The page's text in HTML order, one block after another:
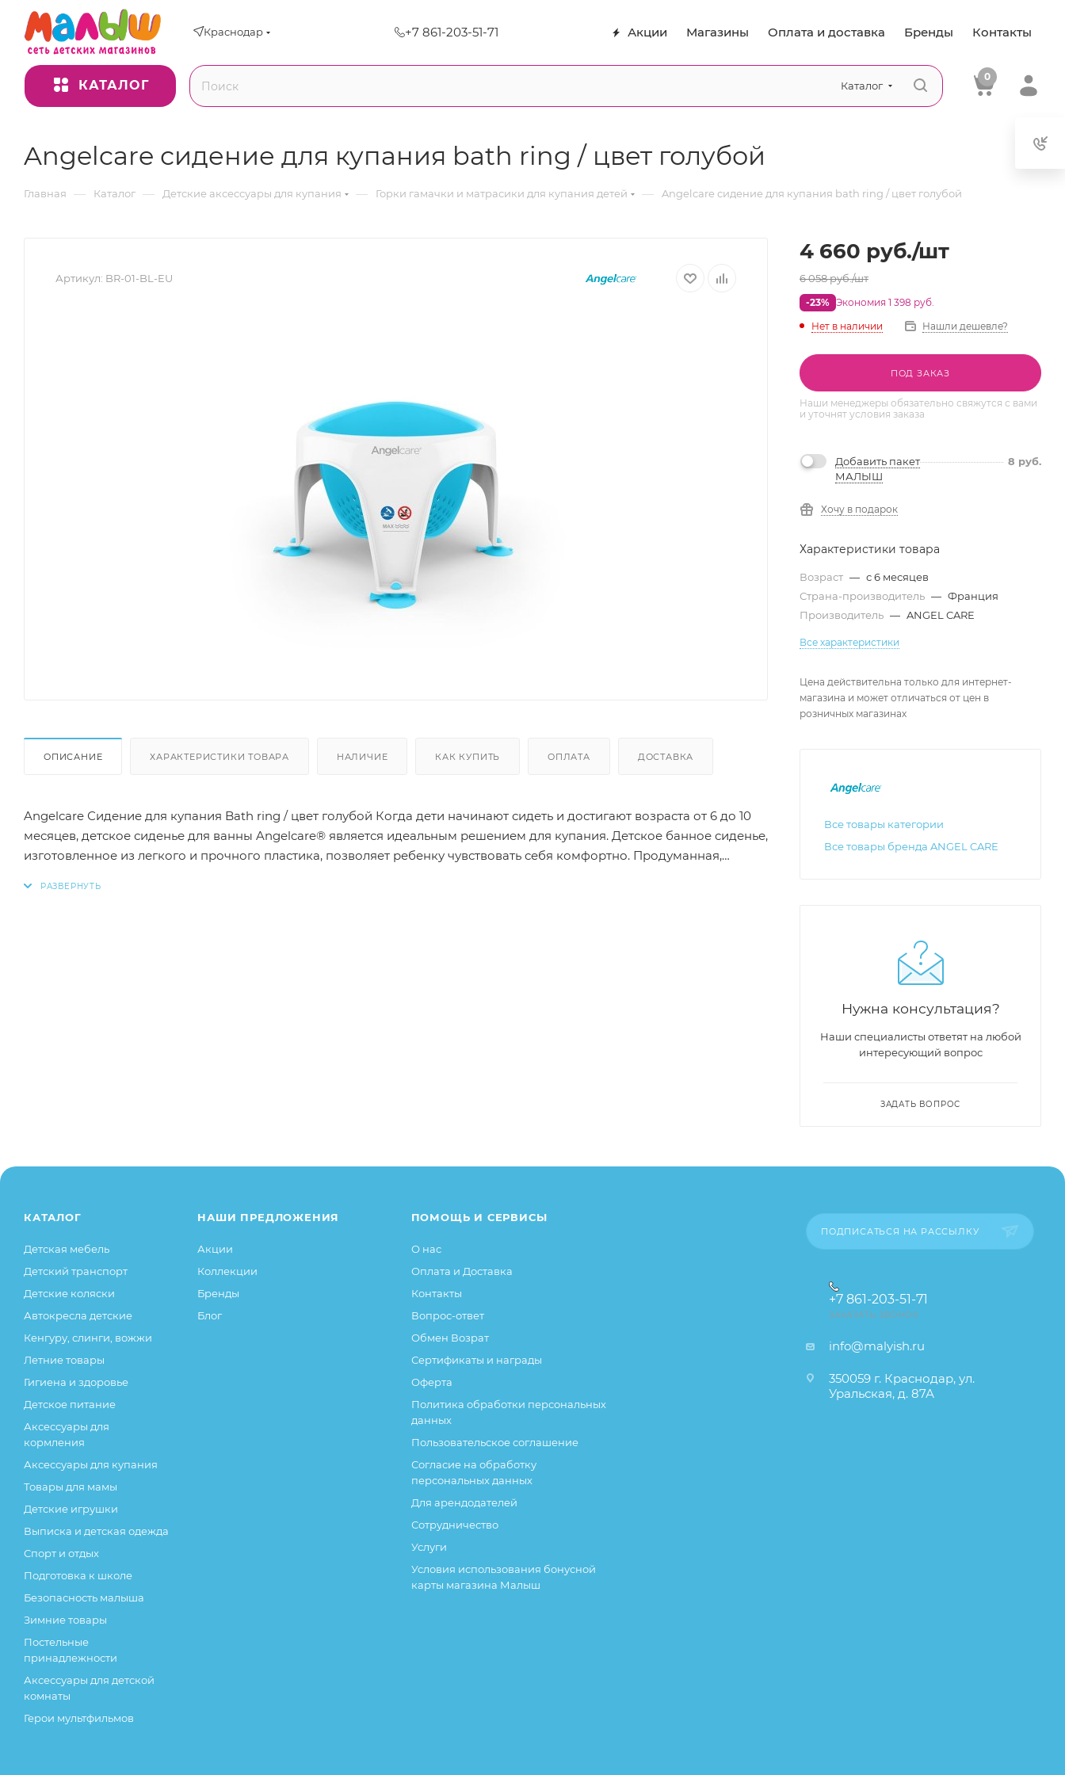
Краснодар +7 861-203-51-71 Акции Магазины Оплата и доставка Бренды Контакты
КАТАЛОГ Каталог
0
Angelcare сидение для купания bath ring / цвет голубой
Главная — Каталог — Детские аксессуары для купания — Горки гамачки и матрасики для купания детей — Angelcare сидение для купания bath ring / цвет голубой
Артикул: BR-01-BL-EU
ОПИСАНИЕ ХАРАКТЕРИСТИКИ ТОВАРА НАЛИЧИЕ КАК КУПИТЬ ОПЛАТА ДОСТАВКА
Angelcare Сидение для купания Bath ring / цвет голубой Когда дети начинают сидеть и достигают возраста от 6 до 10
месяцев, детское сиденье для ванны Angelcare® является идеальным решением для купания. Детское банное сиденье,
изготовленное из легкого и прочного пластика, позволяет ребенку чувствовать себя комфортно. Продуманная,
4 660 руб./шт
6 058руб./шт
-23% Экономия 1 398 руб.
Нет в наличии
Нашли дешевле?
ПОД ЗАКАЗ
Наши менеджеры обязательно свяжутся с вами
и уточнят условия заказа
Добавить пакет
МАЛЫШ
8 руб.
Хочу в подарок
Характеристики товара
Возраст — с 6 месяцев
Страна-производитель — Франция
Производитель — ANGEL CARE
Все характеристики
Цена действительна только для интернет-
магазина и может отличаться от цен в
розничных магазинах
Все товары категории
Все товары бренда ANGEL CARE
Нужна консультация?
Наши специалисты ответят на любой
интересующий вопрос
ЗАДАТЬ ВОПРОС
КАТАЛОГ
Детская мебель
Детский транспорт
Детские коляски
Автокресла детские
Кенгуру, слинги, вожжи
Летние товары
Гигиена и здоровье
Детское питание
Аксессуары для
кормления
Аксессуары для купания
Товары для мамы
Детские игрушки
Выписка и детская одежда
Спорт и отдых
Подготовка к школе
Безопасность малыша
Зимние товары
Постельные
принадлежности
Аксессуары для детской
комнаты
Герои мультфильмов
НАШИ ПРЕДЛОЖЕНИЯ
Акции
Коллекции
Бренды
Блог
ПОМОЩЬ И СЕРВИСЫ
О нас
Оплата и Доставка
Контакты
Вопрос-ответ
Обмен Возрат
Сертификаты и награды
Оферта
Политика обработки персональных
данных
Пользовательское соглашение
Согласие на обработку
персональных данных
Для арендодателей
Сотрудничество
Услуги
Условия использования бонусной
карты магазина Малыш
ПОДПИСАТЬСЯ НА РАССЫЛКУ
+7 861-203-51-71
ЗАКАЗАТЬ ЗВОНОК
info@malyish.ru
350059 г. Краснодар, ул.
Уральская, д. 87А